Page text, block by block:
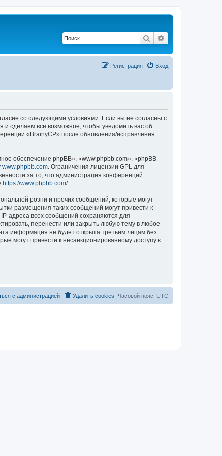
Поиск
Вход
Регистрация
со следующими условиями. Если вы не согласны с
сделаем всё возможное, чтобы уведомить вас об
«BrainyCP» после обновления/исправления
обеспечение phpBB», «www.phpbb.com», «phpBB
www.phpbb.com . Ограничения лицензии GPL для
за то, что администрация конференций
https://www.phpbb.com/.
розни и прочих сообщений, которые могут
размещения таких сообщений могут привести к
адреса всех сообщений сохраняются для
перенести или закрыть любую тему в любое
информация не будет открыта третьим лицам без
могут привести к несанкционированному доступу к
Часовой пояс: UTC
Удалить cookies
с администрацией